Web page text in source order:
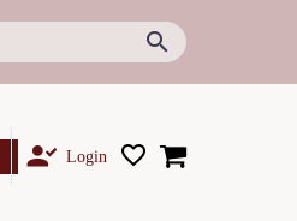
 Login